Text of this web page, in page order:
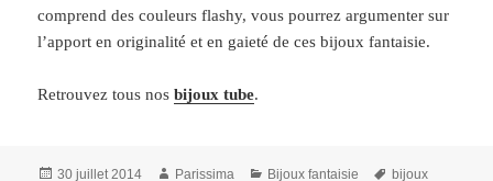
comprend des couleurs flashy, vous pourrez argumenter sur
l’apport en originalité et en gaieté de ces bijoux fantaisie.
Retrouvez tous nosbijoux tube.
Publié
30 juillet 2014 Auteur
Parissima Catégories
Bijoux fantaisie
Mots-
bijoux